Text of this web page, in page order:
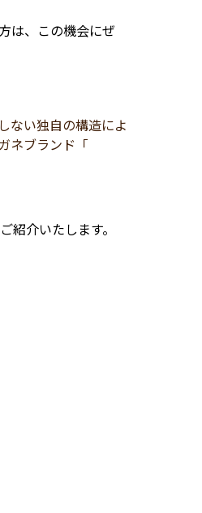
は、この機会にぜ
ない独自の構造によ
ネブランド「
介いたします。